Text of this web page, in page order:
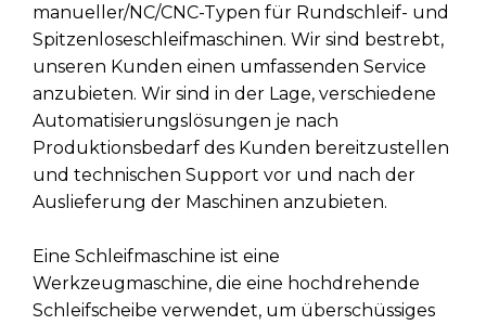
manueller/NC/CNC-Typen für Rundschleif- und
Spitzenloseschleifmaschinen. Wir sind bestrebt,
unseren Kunden einen umfassenden Service
anzubieten. Wir sind in der Lage, verschiedene
Automatisierungslösungen je nach
Produktionsbedarf des Kunden bereitzustellen
und technischen Support vor und nach der
Auslieferung der Maschinen anzubieten.
Eine Schleifmaschine ist eine
Werkzeugmaschine, die eine hochdrehende
Schleifscheibe verwendet, um überschüssiges